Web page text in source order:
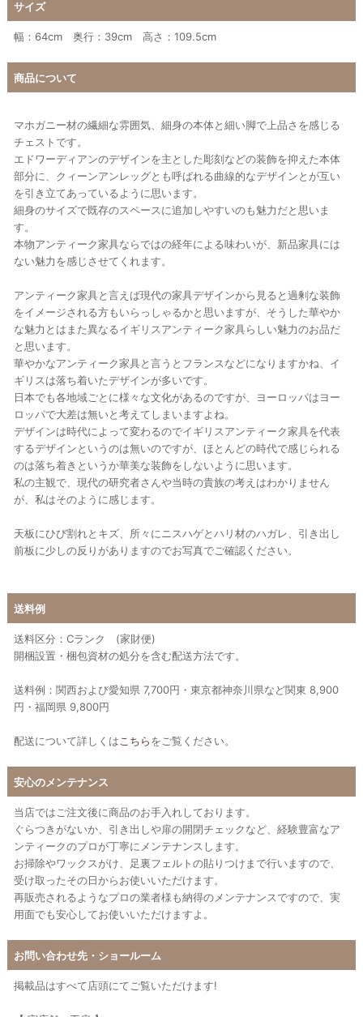
サイズ
幅：64cm 奥行：39cm 高さ：109.5cm
商品について
マホガニー材の繊細な雰囲気、細身の本体と細い脚で上品さを感じる
チェストです。
エドワーディアンのデザインを主とした彫刻などの装飾を抑えた本体
部分に、クィーンアンレッグとも呼ばれる曲線的なデザインとが互い
を引き立てあっているように思います。
細身のサイズで既存のスペースに追加しやすいのも魅力だと思いま
す。
本物アンティーク家具ならではの経年による味わいが、新品家具には
ない魅力を感じさせてくれます。
アンティーク家具と言えば現代の家具デザインから見ると過剰な装飾
をイメージされる方もいらっしゃるかと思いますが、そうした華やか
な魅力とはまた異なるイギリスアンティーク家具らしい魅力のお品だ
と思います。
華やかなアンティーク家具と言うとフランスなどになりますかね、イ
ギリスは落ち着いたデザインが多いです。
日本でも各地域ごとに様々な文化があるのですが、ヨーロッパはヨー
ロッパで大差は無いと考えてしまいますよね。
デザインは時代によって変わるのでイギリスアンティーク家具を代表
するデザインというのは無いのですが、ほとんどの時代で感じられる
のは落ち着きというか華美な装飾をしないように思います。
私の主観で、現代の研究者さんや当時の貴族の考えはわかりません
が、私はそのように感じます。
天板にひび割れとキズ、所々にニスハゲとハリ材のハガレ、引き出し
前板に少しの反りがありますのでお写真でご確認ください。
送料例
送料区分：Cランク (家財便)
開梱設置・梱包資材の処分を含む配送方法です。
送料例：関西および愛知県 7,700円・東京都神奈川県など関東 8,900
円・福岡県 9,800円
配送について詳しくは こちらをご覧ください。
安心のメンテナンス
当店ではご注文後に商品のお手入れしております。
ぐらつきがないか、引き出しや扉の開閉チェックなど、経験豊富なア
ンティークのプロが丁寧にメンテナンスします。
お掃除やワックスがけ、足裏フェルトの貼りつけまで行いますので、
受け取ったその日からお使いいただけます。
再販売されるようなプロの業者様も納得のメンテナンスですので、実
用面でも安心してお使いいただけますよ。
お問い合わせ先・ショールーム
掲載品はすべて店頭にてご覧いただけます!